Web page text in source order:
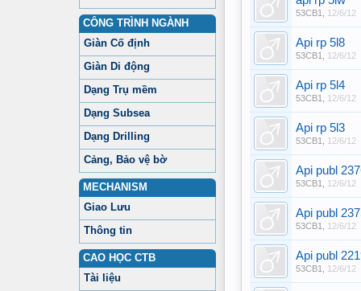
CÔNG TRÌNH NGÀNH
Giàn Cố định
Giàn Di động
Dạng Trụ mềm
Dạng Subsea
Dạng Drilling
Cảng, Bảo vệ bờ
MECHANISM
Giao Lưu
Thông tin
CAO HỌC CTB
Tài liệu
53CB1 12/6/12
Api rp 5l8
53CB1 12/6/12
Api rp 5l4
53CB1 12/6/12
Api rp 5l3
53CB1 12/6/12
Api publ
53CB1 12/6/12
Api publ
53CB1 12/6/12
Api publ
53CB1 12/6/12